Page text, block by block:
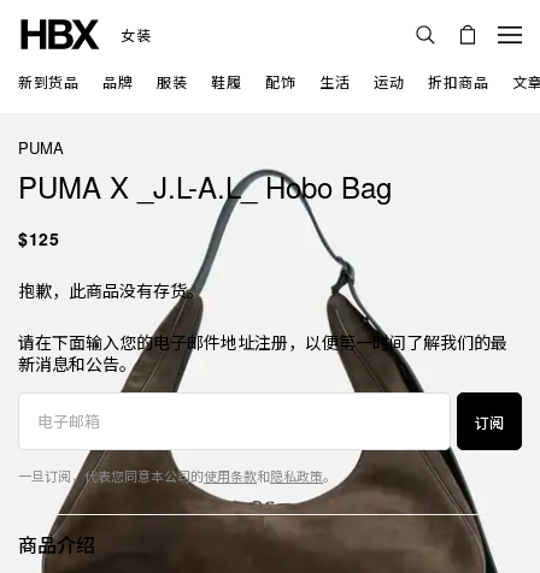
女装
新到货品 品牌 服装 鞋履 配饰 生活 运动 折扣商品 文
PUMA
PUMA X _J.L-A.L_ Hobo Bag
$125
抱歉，此商品没有存货。
请在下面输入您的电子邮件地址注册，以便第一时间了解我们的最
新消息和公告。
订阅
一旦订阅，代表您同意本公司的使用条款和隐私政策。
商品介绍